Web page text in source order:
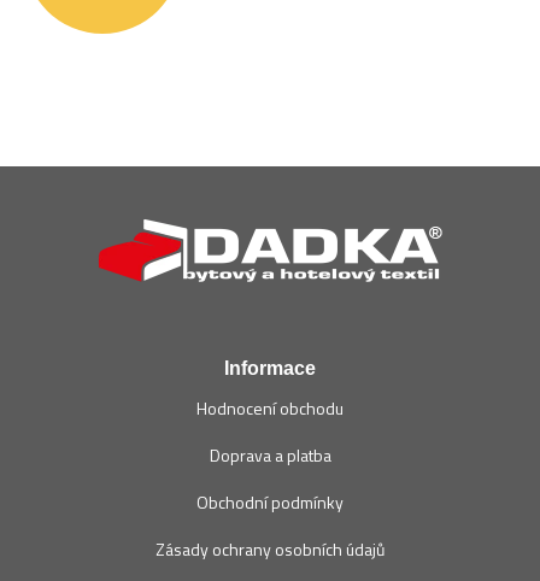
Informace
Hodnocení obchodu
Doprava a platba
Obchodní podmínky
Zásady ochrany osobních údajů